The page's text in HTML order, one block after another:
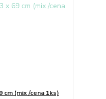
cm (mix /cena 1ks)